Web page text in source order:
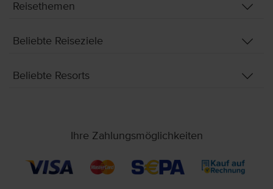
Reisethemen
Beliebte Reiseziele
Beliebte Resorts
Ihre Zahlungsmöglichkeiten